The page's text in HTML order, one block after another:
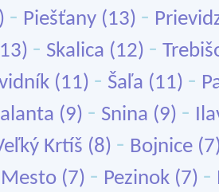
- Piešťany (13) -
- Skalica (12) -
(11) - Šaľa (11) -
(9) - Snina (9) -
Krtíš (8) - Bojnice
Mesto (7) - Pezinok (7) -